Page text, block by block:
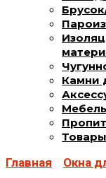
Камни
Главная Окна